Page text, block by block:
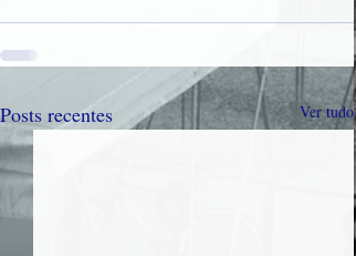
Posts recentes Ver tudo